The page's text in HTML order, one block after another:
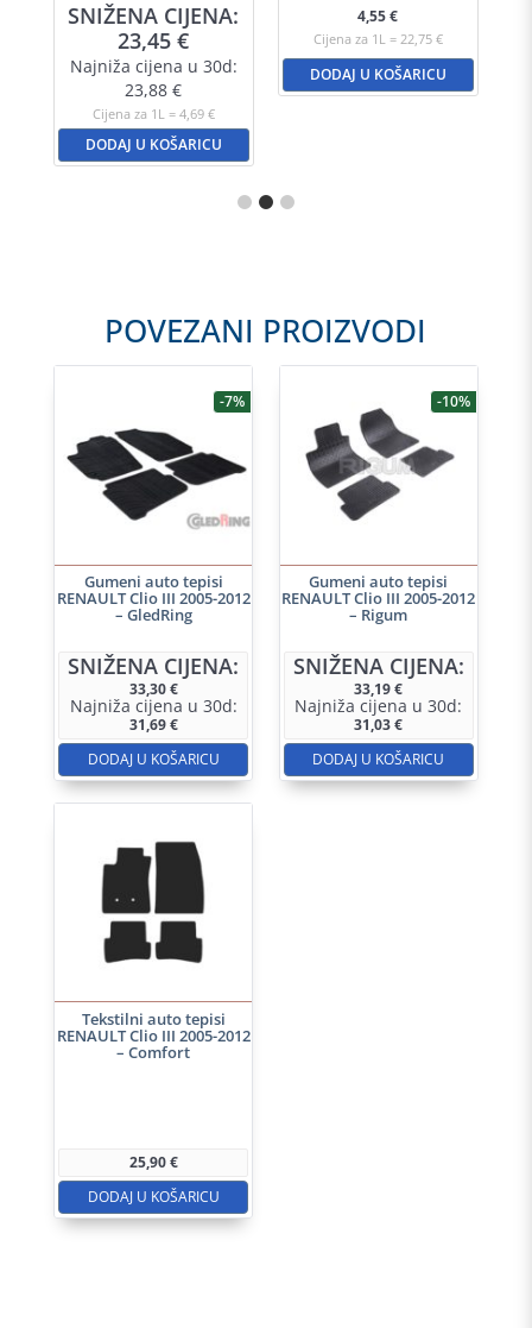
SNIŽENA CIJENA:
23,45€
Najniža cijena u 30d:
23,88€
Cijena za 1L = 4,69 €
DODAJ U KOŠARICU
4,55€
Cijena za 1L = 22,75 €
DODAJ U KOŠARICU
POVEZANI PROIZVODI
-7%
Gumeni auto tepisi
RENAULT Clio III 2005-2012
– GledRing
SNIŽENA CIJENA:
33,30€
Najniža cijena u 30d:
31,69€
DODAJ U KOŠARICU
-10%
Gumeni auto tepisi
RENAULT Clio III 2005-2012
– Rigum
SNIŽENA CIJENA:
33,19€
Najniža cijena u 30d:
31,03€
DODAJ U KOŠARICU
Tekstilni auto tepisi
RENAULT Clio III 2005-2012
– Comfort
25,90€
DODAJ U KOŠARICU